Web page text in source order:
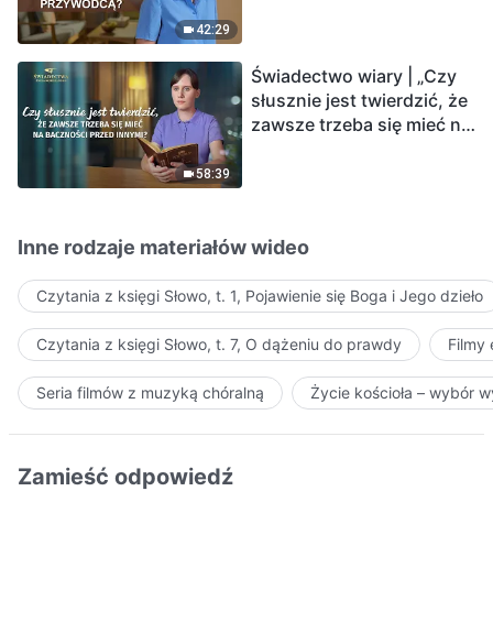
42:29
58:39
Świadectwo wiary | „Czy
słusznie jest twierdzić, że
zawsze trzeba się mieć na
Inne rodzaje materiałów wideo
Czytania z księgi Słowo, t. 1, Pojawienie się Boga i Jego dzieło
Czytania z księgi Słowo, t. 7, O dążeniu do prawdy Filmy
Seria filmów z muzyką chóralną Życie kościoła – wybór
Zamieść odpowiedź